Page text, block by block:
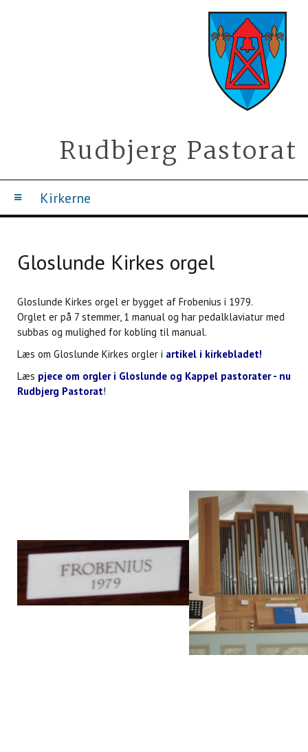
Rudbjerg Pastorat
Kirkerne
Gloslunde Kirkes orgel
Gloslunde Kirkes orgel er bygget af Frobenius i 1979.
Orglet er på 7 stemmer, 1 manual og har pedalklaviatur med
subbas og mulighed for kobling til manual.
Læs om Gloslunde Kirkes orgler i artikel i kirkebladet!
Læs pjece om orgler i Gloslunde og Kappel pastorater - nu
Rudbjerg Pastorat!